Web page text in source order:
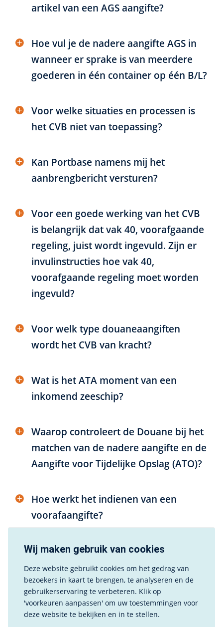
artikel van een AGS aangifte?
Hoe vul je de nadere aangifte AGS in
wanneer er sprake is van meerdere
goederen in één container op één B/L?
Voor welke situaties en processen is
het CVB niet van toepassing?
Kan Portbase namens mij het
aanbrengbericht versturen?
Voor een goede werking van het CVB
is belangrijk dat vak 40, voorafgaande
regeling, juist wordt ingevuld. Zijn er
invulinstructies hoe vak 40,
voorafgaande regeling moet worden
ingevuld?
Voor welk type douaneaangiften
wordt het CVB van kracht?
Wat is het ATA moment van een
inkomend zeeschip?
Waarop controleert de Douane bij het
matchen van de nadere aangifte en de
Aangifte voor Tijdelijke Opslag (ATO)?
Hoe werkt het indienen van een
voorafaangifte?
Wat zijn voor mij de voordelen van het
gebruik van een voorafaangifte?
Wat is – wanneer ik een fysieke
controle krijg – eigenlijk het voordeel
Wij maken gebruik van cookies
Deze website gebruikt cookies om het gedrag van
bezoekers in kaart te brengen, te analyseren en de
gebruikerservaring te verbeteren. Klik op
'voorkeuren aanpassen' om uw toestemmingen voor
deze website te bekijken en in te stellen.